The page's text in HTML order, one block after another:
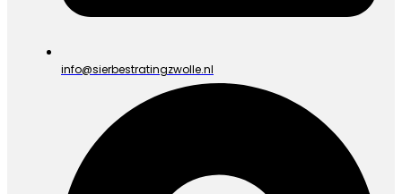
info@sierbestratingzwolle.nl